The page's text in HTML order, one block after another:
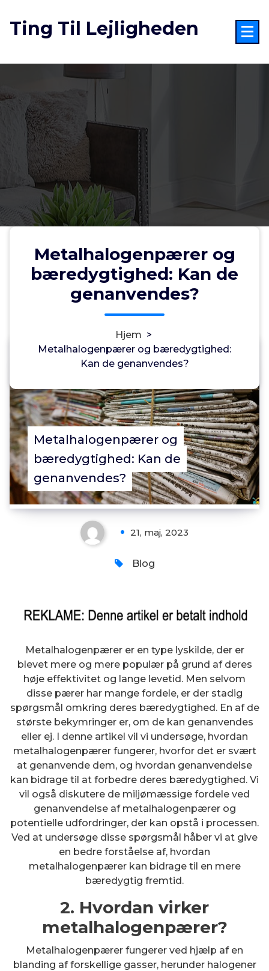
indhold
Ting Til Lejligheden
Metalhalogenpærer og
bæredygtighed: Kan de
genanvendes?
Hjem >
Metalhalogenpærer og bæredygtighed:
Kan de genanvendes?
Annonce
Metalhalogenpærer og
bæredygtighed: Kan de
genanvendes?
21, maj, 2023
Blog
Metalhalogenpærer er en type lyskilde, der er
blevet mere og mere populær på grund af deres
høje effektivitet og lange levetid. Men selvom
disse pærer har mange fordele, er der stadig
spørgsmål omkring deres bæredygtighed. En af de
største bekymringer er, om de kan genanvendes
eller ej. I denne artikel vil vi undersøge, hvordan
metalhalogenpærer fungerer, hvorfor det er svært
at genanvende dem, og hvordan genanvendelse
kan bidrage til at forbedre deres bæredygtighed. Vi
vil også diskutere de miljømæssige fordele ved
genanvendelse af metalhalogenpærer og
potentielle udfordringer, der kan opstå i processen.
Ved at undersøge disse spørgsmål håber vi at give
en bedre forståelse af, hvordan
metalhalogenpærer kan bidrage til en mere
bæredygtig fremtid.
2. Hvordan virker
metalhalogenpærer?
Metalhalogenpærer fungerer ved hjælp af en
blanding af forskellige gasser, herunder halogener